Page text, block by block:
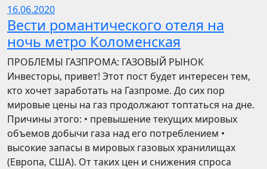
16.06.2020
Вести романтического отеля на
ночь метро Коломенская
ПРОБЛЕМЫ ГАЗПРОМА: ГАЗОВЫЙ РЫНОК
Инвесторы, привет! Этот пост будет интересен тем,
кто хочет заработать на Газпроме. До сих пор
мировые цены на газ продолжают топтаться на дне.
Причины этого: • превышение текущих мировых
объемов добычи газа над его потреблением •
высокие запасы в мировых газовых хранилищах
(Европа, США). От таких цен и снижения спроса